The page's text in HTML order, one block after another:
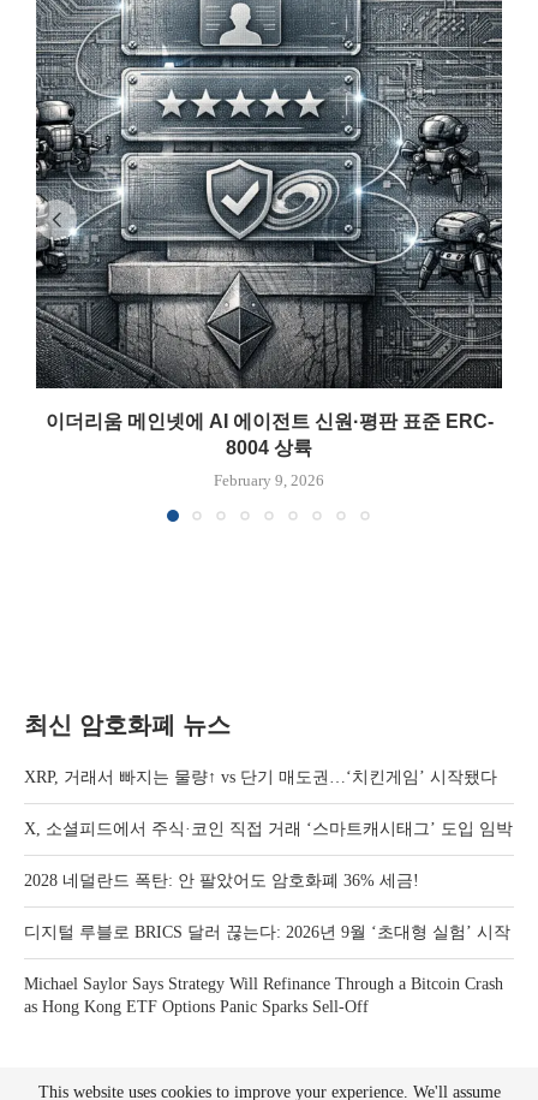
이더리움 메인넷에 AI 에이전트 신원·평판 표준 ERC-
8004 상륙
February 9, 2026
최신 암호화폐 뉴스
XRP, 거래서 빠지는 물량↑ vs 단기 매도권…‘치킨게임’ 시작됐다
X, 소셜피드에서 주식·코인 직접 거래 ‘스마트캐시태그’ 도입 임박
2028 네덜란드 폭탄: 안 팔았어도 암호화폐 36% 세금!
디지털 루블로 BRICS 달러 끊는다: 2026년 9월 ‘초대형 실험’ 시작
Michael Saylor Says Strategy Will Refinance Through a Bitcoin Crash
as Hong Kong ETF Options Panic Sparks Sell-Off
This website uses cookies to improve your experience. We'll assume